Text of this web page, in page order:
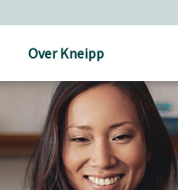
Over Kneipp